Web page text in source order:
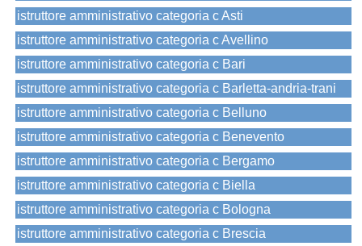
istruttore amministrativo categoria c Asti
istruttore amministrativo categoria c Avellino
istruttore amministrativo categoria c Bari
istruttore amministrativo categoria c Barletta-andria-trani
istruttore amministrativo categoria c Belluno
istruttore amministrativo categoria c Benevento
istruttore amministrativo categoria c Bergamo
istruttore amministrativo categoria c Biella
istruttore amministrativo categoria c Bologna
istruttore amministrativo categoria c Brescia